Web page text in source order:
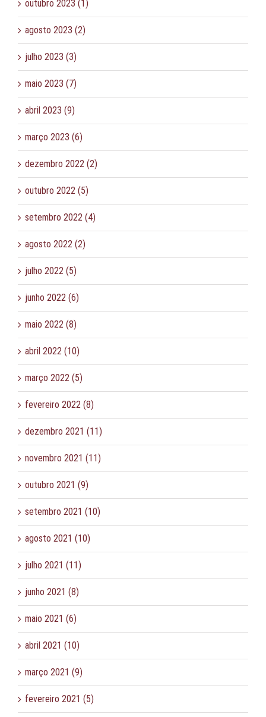
outubro 2023 (1)
agosto 2023 (2)
julho 2023 (3)
maio 2023 (7)
abril 2023 (9)
março 2023 (6)
dezembro 2022 (2)
outubro 2022 (5)
setembro 2022 (4)
agosto 2022 (2)
julho 2022 (5)
junho 2022 (6)
maio 2022 (8)
abril 2022 (10)
março 2022 (5)
fevereiro 2022 (8)
dezembro 2021 (11)
novembro 2021 (11)
outubro 2021 (9)
setembro 2021 (10)
agosto 2021 (10)
julho 2021 (11)
junho 2021 (8)
maio 2021 (6)
abril 2021 (10)
março 2021 (9)
fevereiro 2021 (5)